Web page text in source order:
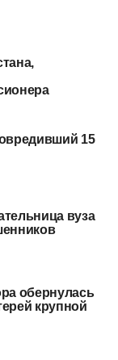
15
вуза
обернулась
крупной